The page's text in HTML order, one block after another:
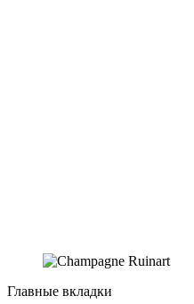
Главные вкладки